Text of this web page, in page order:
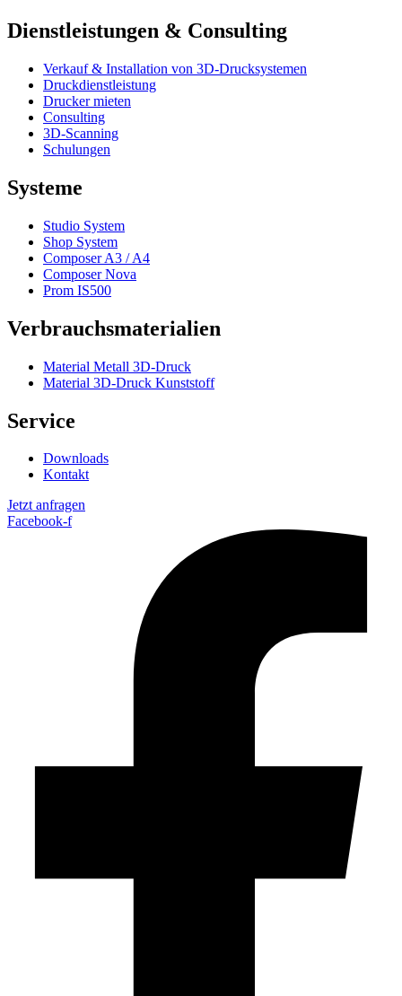
Dienstleistungen & Consulting
Verkauf & Installation von 3D-Drucksystemen
Druckdienstleistung
Drucker mieten
Consulting
3D-Scanning
Schulungen
Systeme
Studio System
Shop System
Composer A3 / A4
Composer Nova
Prom IS500
Verbrauchsmaterialien
Material Metall 3D-Druck
Material 3D-Druck Kunststoff
Service
Downloads
Kontakt
Jetzt anfragen
Facebook-f